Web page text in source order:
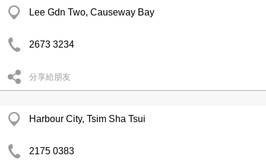
Lee Gdn Two, Causeway Bay
2673 3234
分享給朋友
Harbour City, Tsim Sha Tsui
2175 0383